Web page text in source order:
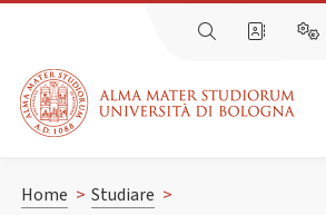
Home > Studiare >